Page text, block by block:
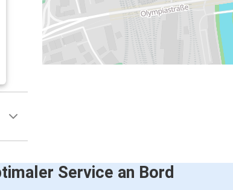
Service an Bord